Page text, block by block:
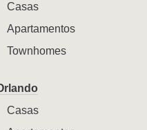
Casas
Apartamentos
Townhomes
Casas